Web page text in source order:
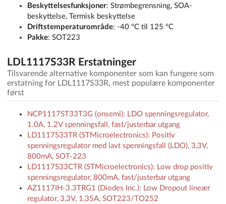
Beskyttelsesfunksjoner: Strømbegrensning, SOA-
beskyttelse, Termisk beskyttelse
Driftstemperaturområde: -40 °C til 125 °C
Pakke: SOT223
LDL1117S33R Erstatninger
Tilsvarende alternative komponenter som kan fungere som
erstatning for LDL1117S33R, mest populære komponenter
først
NCP1117ST33T3G (onsemi): LDO spenningsregulator,
1.0A, 1.2V spenningsfall, fast/justerbar utgang
LD1117S33TR (STMicroelectronics): Positiv
spenningsregulator med lavt spenningsfall (LDO), 3,3V,
800mA, SOT-223
LD1117S33CTR (STMicroelectronics): Low drop positiv
spenningsregulator, 800mA, fast/justerbar utgang
AZ1117IH-3.3TRG1 (Diodes Inc.): Low Dropout lineær
regulator, 3,3V, 1,35A, SOT223/TO252